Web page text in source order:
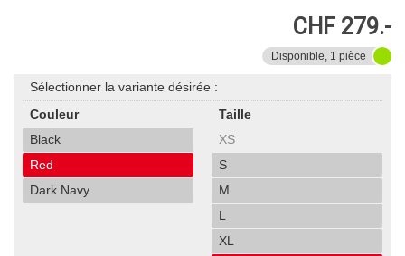
CHF 279.-
Disponible, 1 pièce
Sélectionner la variante désirée :
Couleur
Black
Red
Dark Navy
Taille
XS
S
M
L
XL